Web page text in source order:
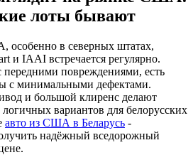
лоты бывают
особенно в северных штатах,
и IAAI встречается регулярно.
повреждениями, есть
с минимальными дефектами.
и большой клиренс делают
вариантов для белорусских
авто из США в Беларусь -
надёжный вседорожный